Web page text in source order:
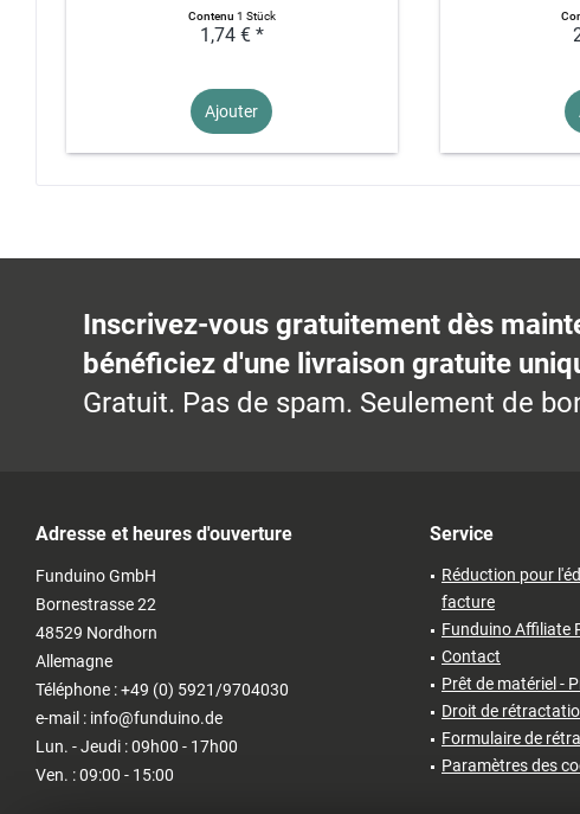
Contenu 1 Stück
1,74 € *
Ajouter
Inscrivez-vous gratuitement dès
bénéficiez d'une livraison gratuite
Gratuit. Pas de spam. Seulement de
Adresse et heures d'ouverture
Funduino GmbH
Bornestrasse 22
48529 Nordhorn
Allemagne
Téléphone : +49 (0) 5921/9704030
e-mail : info@funduino.de
Lun. - Jeudi : 09h00 - 17h00
Ven. : 09:00 - 15:00
Service
Réduction pour
facture
Funduino Affiliate
Contact
Prêt de matériel -
Droit de
Formulaire de
Paramètres des